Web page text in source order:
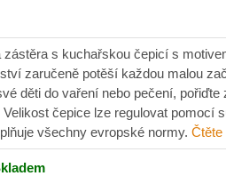
zástěra s kuchařskou čepicí s
zaručeně potěší každou malou
děti do vaření nebo pečení,
čepice lze regulovat pomocí
všechny evropské normy. Čtěte